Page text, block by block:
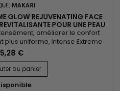
MAKARI
GLOW REJUVENATING FACE
POUR UNE PEAU
RAYONNANTEaméliorer le confort
plus uniforme, Intense Extreme
Cream est une crème visage
idéale pour les peaux en
associe le beurre de karité, la
de racine de mûrier et de
€
au panier